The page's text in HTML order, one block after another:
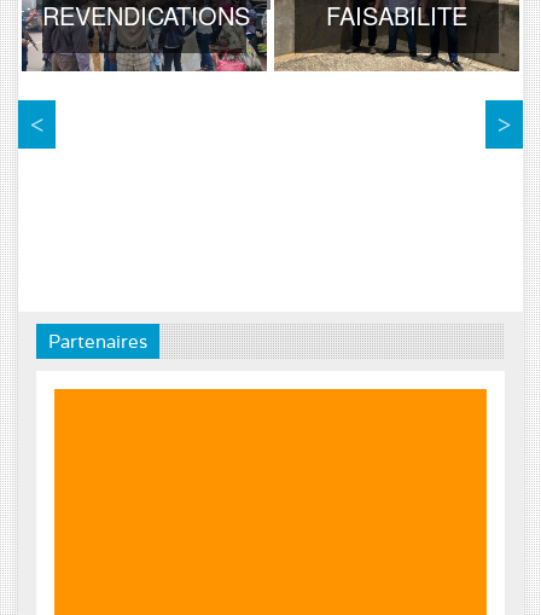
REVENDICATIONS FAISABILITE
Partenaires